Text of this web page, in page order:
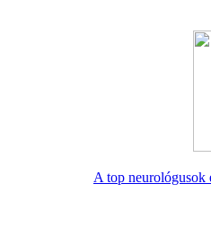
A top neurológusok